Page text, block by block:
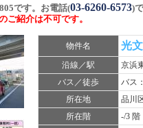
です。お電話(03-6260-6573)
ご紹介は不可です。
物件名 光
沿線／駅
京浜
バス／徒歩
バス
所在地
品川
所在階
-/3 階